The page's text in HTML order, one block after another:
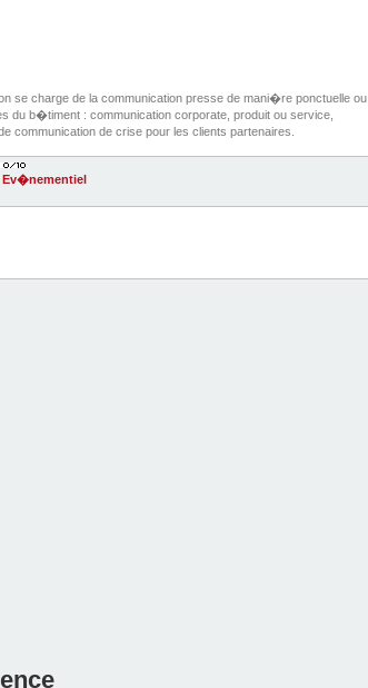
se charge de la communication presse de mani�re ponctuelle ou
du b�timent : communication corporate, produit ou service,
communication de crise pour les clients partenaires.
Ev�nementiel